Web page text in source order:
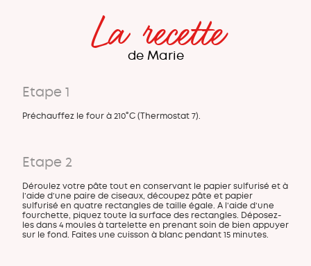
La recette
de Marie
Etape 1
Préchauffez le four à 210°C (Thermostat 7).
Etape 2
Déroulez votre pâte tout en conservant le papier sulfurisé et à
l’aide d’une paire de ciseaux, découpez pâte et papier
sulfurisé en quatre rectangles de taille égale. A l’aide d’une
fourchette, piquez toute la surface des rectangles. Déposez-
les dans 4 moules à tartelette en prenant soin de bien appuyer
sur le fond. Faites une cuisson à blanc pendant 15 minutes.